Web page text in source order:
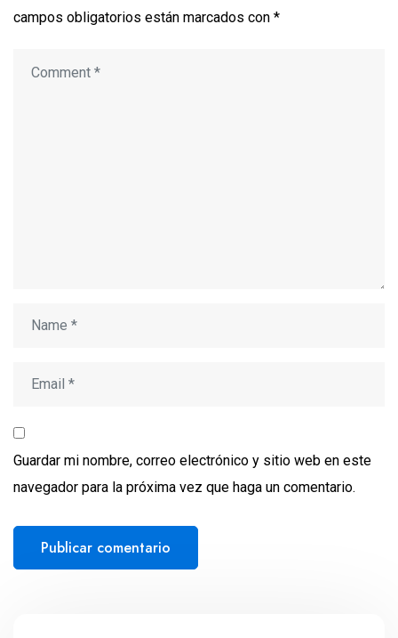
campos obligatorios están marcados con *
Guardar mi nombre, correo electrónico y sitio web en este
navegador para la próxima vez que haga un comentario.